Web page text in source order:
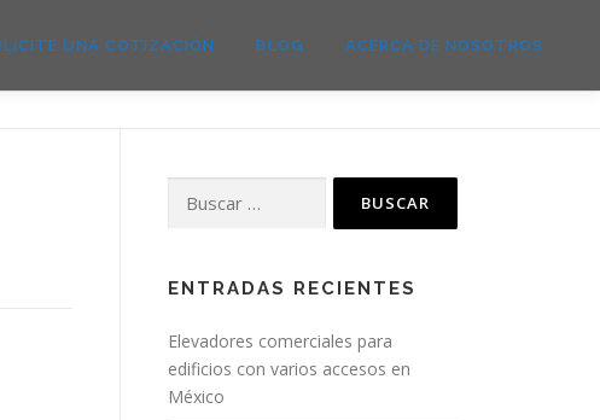
UNA COTIZACIÓN BLOG ACERCA DE NOSOTROS
ENTRADAS RECIENTES
Elevadores comerciales para
edificios con varios accesos en
México